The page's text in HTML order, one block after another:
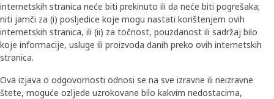
internetskih stranica neće biti prekinuto ili da neće biti pogrešaka;
niti jamči za (i) posljedice koje mogu nastati korištenjem ovih
internetskih stranica, ili (ii) za točnost, pouzdanost ili sadržaj bilo
koje informacije, usluge ili proizvoda danih preko ovih internetskih
stranica.
Ova izjava o odgovornosti odnosi se na sve izravne ili neizravne
štete, moguće ozljede uzrokovane bilo kakvim nedostacima,